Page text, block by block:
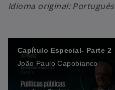
Idioma original: Portugués
Capítulo Especial- Parte 2
João Paulo Capobianco